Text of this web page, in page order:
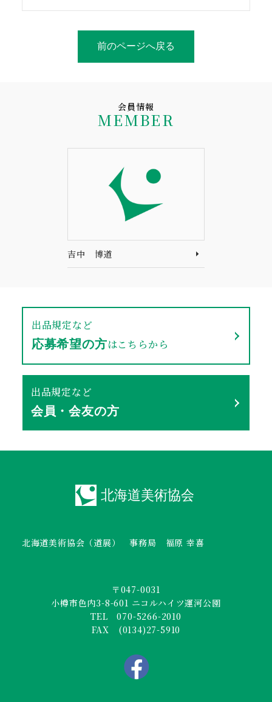
前のページへ戻る
会員情報
MEMBER
吉中 博道
出品規定など
応募希望の方はこちらから
出品規定など
会員・会友の方
北海道美術協会（道展） 事務局 福原 幸喜
〒047-0031
小樽市色内3-8-601 ニコルハイツ運河公園
TEL 070-5266-2010
FAX (0134)27-5910